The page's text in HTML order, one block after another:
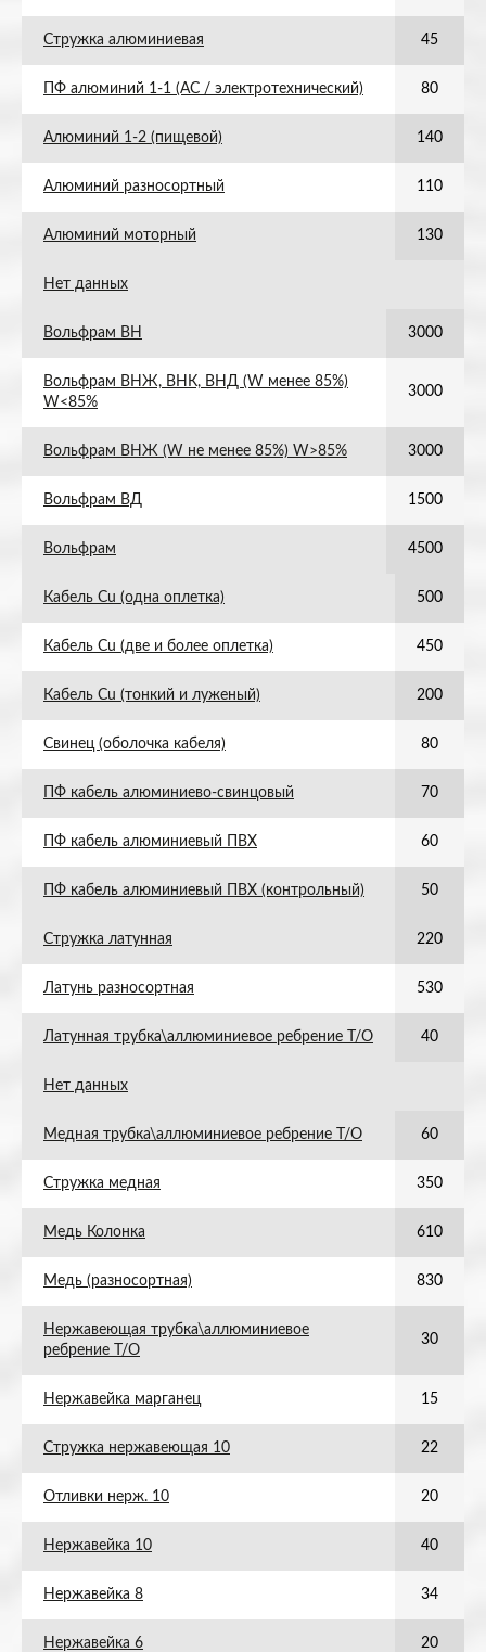
Стружка алюминиевая 45
ПФ алюминий 1-1 (АС / электротехнический) 80
Алюминий 1-2 (пищевой) 140
Алюминий разносортный 110
Алюминий моторный 130
Нет данных
Вольфрам ВН 3000
Вольфрам ВНЖ, ВНК, ВНД (W менее 85%)
W<85%
3000
Вольфрам ВНЖ (W не менее 85%) W>85% 3000
Вольфрам ВД 1500
Вольфрам 4500
Кабель Cu (одна оплетка) 500
Кабель Cu (две и более оплетка) 450
Кабель Cu (тонкий и луженый) 200
Свинец (оболочка кабеля) 80
ПФ кабель алюминиево-свинцовый 70
ПФ кабель алюминиевый ПВХ 60
ПФ кабель алюминиевый ПВХ (контрольный) 50
Стружка латунная 220
Латунь разносортная 530
Латунная трубка\аллюминиевое ребрение Т/О 40
Нет данных
Медная трубка\аллюминиевое ребрение Т/О 60
Стружка медная 350
Медь Колонка 610
Медь (разносортная) 830
Нержавеющая трубка\аллюминиевое
ребрение Т/О
30
Нержавейка марганец 15
Стружка нержавеющая 10 22
Отливки нерж. 10 20
Нержавейка 10 40
Нержавейка 8 34
Нержавейка 6 20